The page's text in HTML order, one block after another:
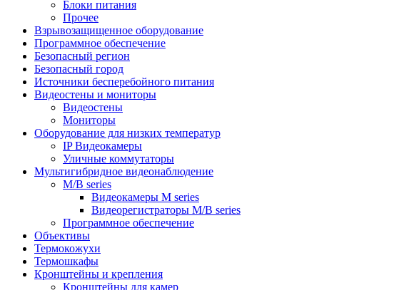
Блоки питания
Прочее
Взрывозащищенное оборудование
Программное обеспечение
Безопасный регион
Безопасный город
Источники бесперебойного питания
Видеостены и мониторы
Видеостены
Мониторы
Оборудование для низких температур
IP Видеокамеры
Уличные коммутаторы
Мультигибридное видеонаблюдение
M/B series
Видеокамеры M series
Видеорегистраторы M/B series
Программное обеспечение
Объективы
Термокожухи
Термошкафы
Кронштейны и крепления
Кронштейны для камер